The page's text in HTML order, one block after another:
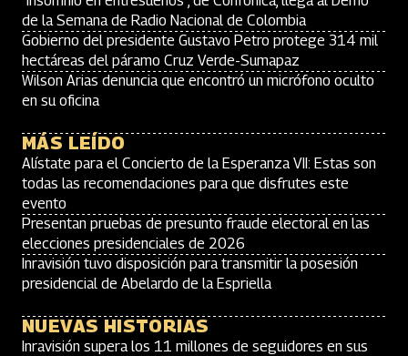
de la Semana de Radio Nacional de Colombia
Gobierno del presidente Gustavo Petro protege 314 mil
hectáreas del páramo Cruz Verde-Sumapaz
Wilson Arias denuncia que encontró un micrófono oculto
en su oficina
MÁS LEÍDO
Alístate para el Concierto de la Esperanza VII: Estas son
todas las recomendaciones para que disfrutes este
evento
Presentan pruebas de presunto fraude electoral en las
elecciones presidenciales de 2026
Inravisión tuvo disposición para transmitir la posesión
presidencial de Abelardo de la Espriella
NUEVAS HISTORIAS
Inravisión supera los 11 millones de seguidores en sus